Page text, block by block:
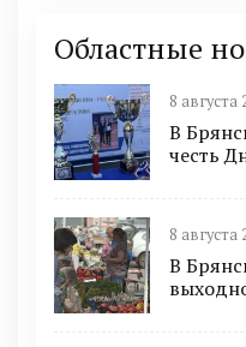
Областные
8 августа
В
честь
8 августа
В